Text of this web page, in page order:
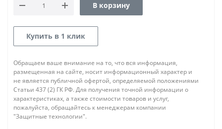
В корзину
Купить в 1 клик
Обращаем ваше внимание на то, что вся информация,
размещенная на сайте, носит информационный характер и
не является публичной офертой, определяемой положениями
Статьи 437 (2) ГК РФ. Для получения точной информации о
характеристиках, а также стоимости товаров и услуг,
пожалуйста, обращайтесь к менеджерам компании
"Защитные технологии".